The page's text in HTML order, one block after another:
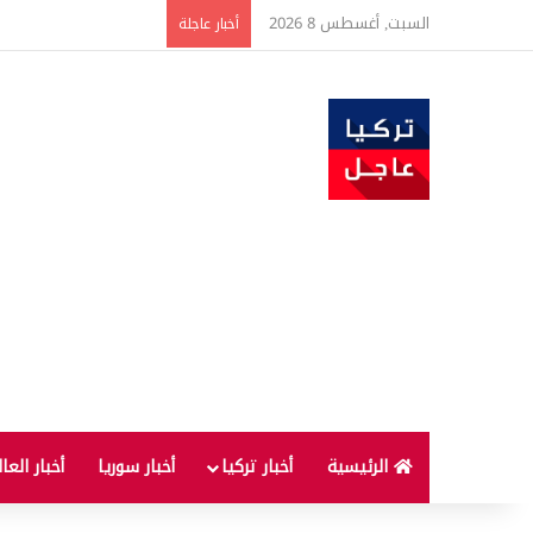
السبت, أغسطس 8 2026 أخبار عاجلة
الرئيسية أخبار تركيا أخبار سوريا أخبار